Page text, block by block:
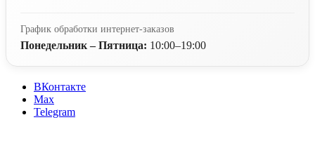
График обработки интернет-заказов
Понедельник – Пятница: 10:00–19:00
ВКонтакте
Max
Telegram